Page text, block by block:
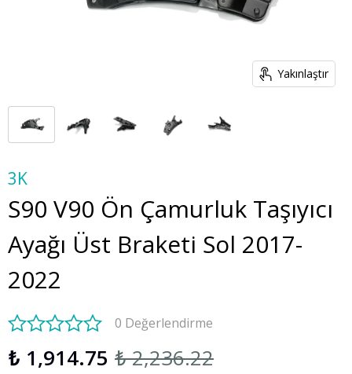
Yakınlaştır
3K
S90 V90 Ön Çamurluk Taşıyıcı
Ayağı Üst Braketi Sol 2017-
2022
0 Değerlendirme
₺ 1,914.75 ₺ 2,236.22